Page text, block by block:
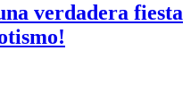
verdadera fiesta